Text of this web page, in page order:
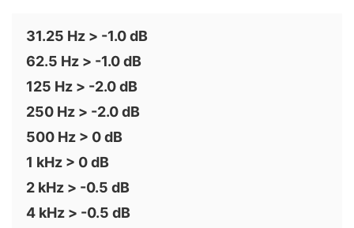
31.25 Hz > -1.0 dB
62.5 Hz > -1.0 dB
125 Hz > -2.0 dB
250 Hz > -2.0 dB
500 Hz > 0 dB
1 kHz > 0 dB
2 kHz > -0.5 dB
4 kHz > -0.5 dB